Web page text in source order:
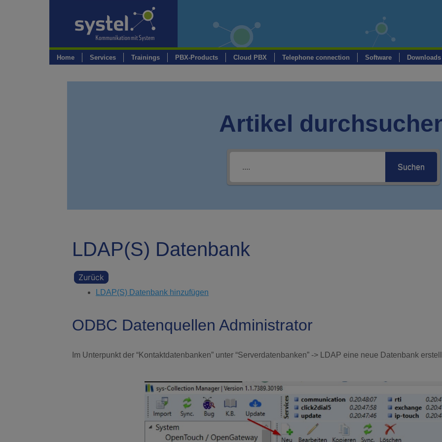
Home Services Trainings PBX-Products Cloud PBX Telephone connection Software Downloads
Artikel
Suchen
LDAP(S) Datenbank
Zurück
LDAP(S) Datenbank hinzufügen
ODBC Datenquellen Administrator
Im Unterpunkt der “Kontaktdatenbanken” unter “Serverdatenbanken” -> LDAP eine neue Datenbank